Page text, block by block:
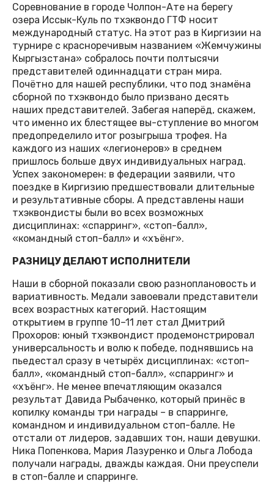
Соревнование в городе Чолпон-Ате на берегу
озера Иссык-Куль по тхэквондо ГТФ носит
международный статус. На этот раз в Киргизии на
турнире с красноречивым названием «Жемчужины
Кыргызстана» собралось почти полтысячи
представителей одиннадцати стран мира.
Почётно для нашей республики, что под знамёна
сборной по тхэквондо было призвано десять
наших представителей. Забегая наперёд, скажем,
что именно их блестящее вы-ступление во многом
предопределило итог розыгрыша трофея. На
каждого из наших «легионеров» в среднем
пришлось больше двух индивидуальных наград.
Успех закономерен: в федерации заявили, что
поездке в Киргизию предшествовали длительные
и результативные сборы. А представлены наши
тхэквондисты были во всех возможных
дисциплинах: «спарринг», «стоп-балл»,
«командный стоп-балл» и «хъёнг».
РАЗНИЦУ ДЕЛАЮТ ИСПОЛНИТЕЛИ
Наши в сборной показали свою разноплановость и
вариативность. Медали завоевали представители
всех возрастных категорий. Настоящим
открытием в группе 10–11 лет стал Дмитрий
Прохоров: юный тхэквондист продемонстрировал
универсальность и волю к победе, поднявшись на
пьедестал сразу в четырёх дисциплинах: «стоп-
балл», «командный стоп-балл», «спарринг» и
«хъёнг». Не менее впечатляющим оказался
результат Давида Рыбаченко, который принёс в
копилку команды три награды – в спарринге,
командном и индивидуальном стоп-балле. Не
отстали от лидеров, задавших тон, наши девушки.
Ника Попенкова, Мария Лазуренко и Ольга Лобода
получали награды, дважды каждая. Они преуспели
в стоп-балле и спарринге.